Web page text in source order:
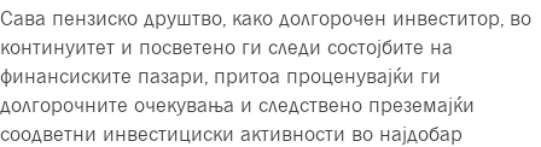
Сава пензиско друштво, како долгорочен инвеститор, во
континуитет и посветено ги следи состојбите на
финансиските пазари, притоа проценувајќи ги
долгорочните очекувања и следствено преземајќи
соодветни инвестициски активности во најдобар